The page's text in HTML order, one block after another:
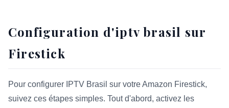
Configuration d'iptv brasil sur
Firestick
Pour configurer IPTV Brasil sur votre Amazon Firestick,
suivez ces étapes simples. Tout d'abord, activez les